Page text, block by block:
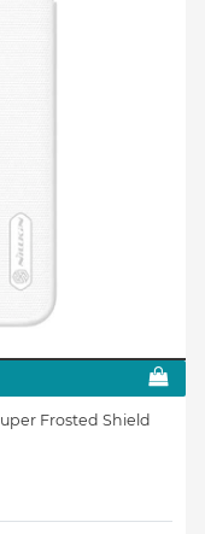
Frosted Shield